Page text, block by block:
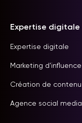
Expertise digitale
Expertise digitale
Marketing d'influence
Création de contenu
Agence social media